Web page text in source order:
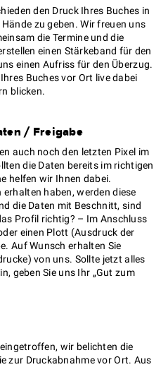
den Druck Ihres Buches in
zu geben. Wir freuen uns
die Termine und die
einen Stärkeband für den
einen Aufriss für den Überzug.
Buches vor Ort live dabei
blicken.
/ Freigabe
auch noch den letzten Pixel im
die Daten bereits im richtigen
helfen wir Ihnen dabei.
haben, werden diese
die Daten mit Beschnitt, sind
Profil richtig? – Im Anschluss
einen Plott (Ausdruck der
Auf Wunsch erhalten Sie
von uns. Sollte jetzt alles
geben Sie uns Ihr „Gut zum
wir belichten die
zur Druckabnahme vor Ort. Aus